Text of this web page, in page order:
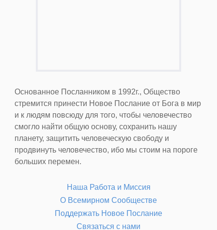
Основанное Посланником в 1992г., Общество
стремится принести Новое Послание от Бога в мир
и к людям повсюду для того, чтобы человечество
смогло найти общую основу, сохранить нашу
планету, защитить человеческую свободу и
продвинуть человечество, ибо мы стоим на пороге
больших перемен.
Наша Работа и Миссия
О Всемирном Сообществе
Поддержать Новое Послание
Связаться с нами